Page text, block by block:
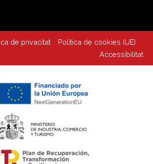
de privacitat
Política de cookies (UE)
Accessibilitat